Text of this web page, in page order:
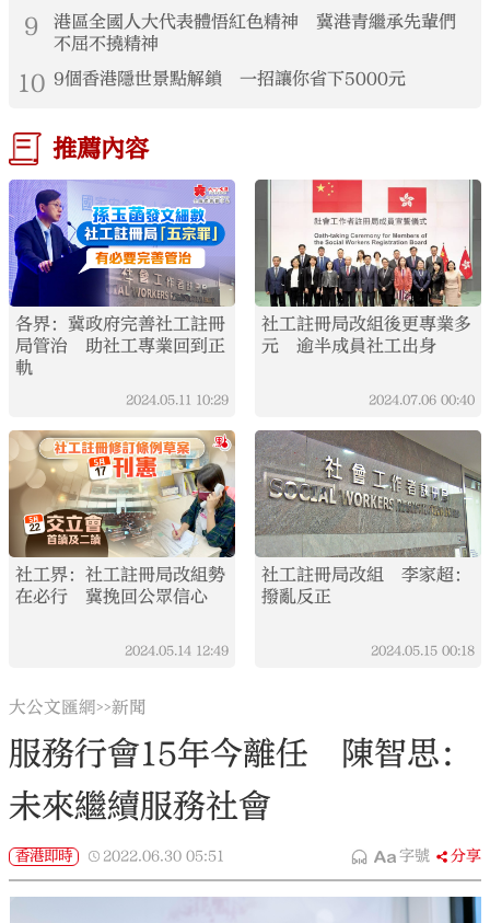
9
港區全國人大代表體悟紅色精神 冀港青繼承先輩們
不屈不撓精神
10 9個香港隱世景點解鎖 一招讓你省下5000元
推薦內容
各界：冀政府完善社工註冊
局管治 助社工專業回到正
軌
2024.05.11 10:29
社工註冊局改組後更專業多
元 逾半成員社工出身
2024.07.06 00:40
社工界：社工註冊局改組勢
在必行 冀挽回公眾信心
2024.05.14 12:49
社工註冊局改組 李家超：
撥亂反正
2024.05.15 00:18
大公文匯網>>新聞
服務行會15年今離任 陳智思：
未來繼續服務社會
香港即時 2022.06.30 05:51 字號 分享